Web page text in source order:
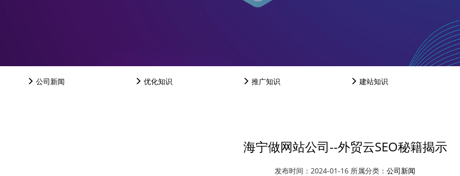
公司新闻 优化知识 推广知识 建站知识
海宁做网站公司--外贸云SEO秘籍揭示
发布时间：2024-01-16 所属分类： 公司新闻